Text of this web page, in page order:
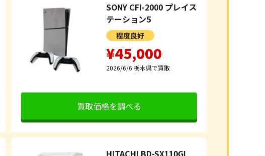
SONY CFI-2000 プレイス
テーション5
程度良好
¥45,000
2026/6/6 栃木県で買取
買取価格を調べる
HITACHI BD-SX110GL